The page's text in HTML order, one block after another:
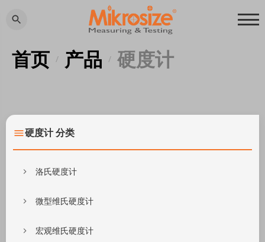
首页 / 产品 / 硬度计
硬度计 分类
洛氏硬度计
微型维氏硬度计
宏观维氏硬度计